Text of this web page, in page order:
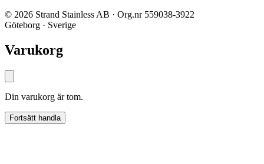
© 2026 Strand Stainless AB · Org.nr 559038-3922
Göteborg · Sverige
Varukorg
Din varukorg är tom.
Fortsätt handla